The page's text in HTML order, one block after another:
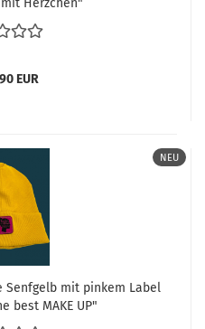
Herzchen"
EUR
NEU
Senfgelb mit pinkem Label
best MAKE UP"